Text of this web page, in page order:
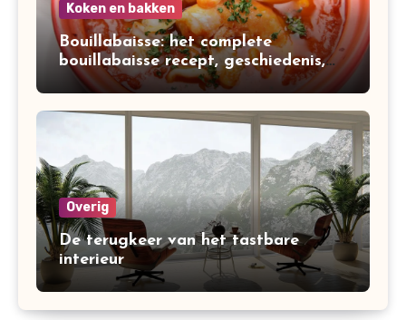
Koken en bakken
Bouillabaisse: het complete
bouillabaisse recept, geschiedenis,
variaties en bereiding
Overig
De terugkeer van het tastbare
interieur